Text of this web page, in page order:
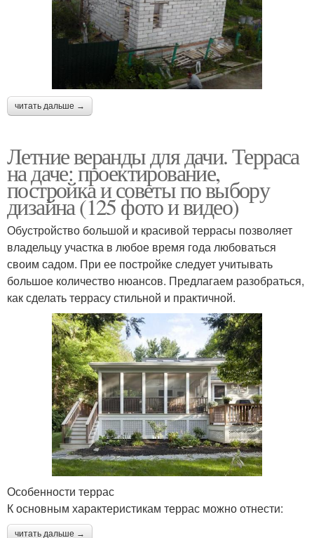
читать дальше →
Летние веранды для дачи. Терраса
на даче: проектирование,
постройка и советы по выбору
дизайна (125 фото и видео)
Обустройство большой и красивой террасы позволяет
владельцу участка в любое время года любоваться
своим садом. При ее постройке следует учитывать
большое количество нюансов. Предлагаем разобраться,
как сделать террасу стильной и практичной.
Особенности террас
К основным характеристикам террас можно отнести:
читать дальше →